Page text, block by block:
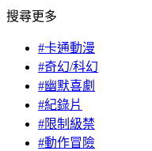
搜尋更多
#卡通動漫
#奇幻/科幻
#幽默喜劇
#紀錄片
#限制級禁
#動作冒險